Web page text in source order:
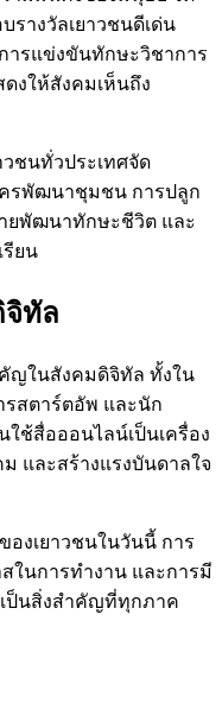
รางวัลเยาวชนดีเด่น
ารแข่งขันทักษะวิชาการ
งให้สังคมเห็นถึง
วชนทั่วประเทศจัด
ครพัฒนาชุมชน การปลูก
ยพัฒนาทักษะชีวิต และ
รียน
จิทัล
ญในสังคมดิจิทัล ทั้งใน
รสตาร์ตอัพ และนัก
ใช้สื่อออนไลน์เป็นเครื่อง
และสร้างแรงบันดาลใจ
งเยาวชนในวันนี้ การ
ในการทำงาน และการมี
เป็นสิ่งสำคัญที่ทุกภาค